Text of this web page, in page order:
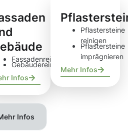
Fassadenreinigung
Gebäudereinigung
Infos
Pflastersteine
reinigen
Pflastersteine
imprägnieren
Mehr Infos
Infos